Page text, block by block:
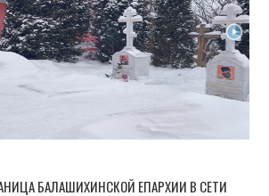
БАЛАШИХИНСКОЙ ЕПАРХИИ В СЕТИ